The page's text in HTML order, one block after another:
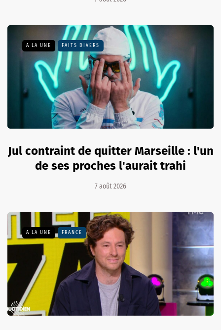
A LA UNE FAITS DIVERS
Jul contraint de quitter Marseille : l'un
de ses proches l'aurait trahi
7 août 2026
A LA UNE FRANCE